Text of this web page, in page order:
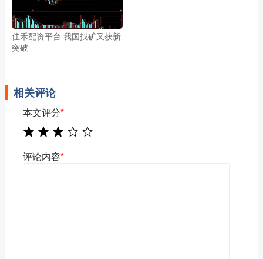
佳禾配资平台 我国找矿又获新
突破
相关评论
本文评分*
评论内容*